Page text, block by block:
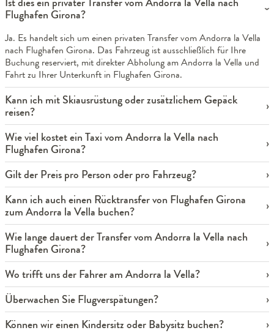
Flughafen Girona?
Ja. Es handelt sich um einen privaten Transfer vom Andorra la Vella
nach Flughafen Girona. Das Fahrzeug ist ausschließlich für Ihre
Buchung reserviert, mit direkter Abholung am Andorra la Vella und
Fahrt zu Ihrer Unterkunft in Flughafen Girona.
Kann ich mit Skiausrüstung oder zusätzlichem Gepäck
reisen?
Wie viel kostet ein Taxi vom Andorra la Vella nach
Flughafen Girona?
Gilt der Preis pro Person oder pro Fahrzeug?
Kann ich auch einen Rücktransfer von Flughafen Girona
zum Andorra la Vella buchen?
Wie lange dauert der Transfer vom Andorra la Vella nach
Flughafen Girona?
Wo trifft uns der Fahrer am Andorra la Vella?
Überwachen Sie Flugverspätungen?
Können wir einen Kindersitz oder Babysitz buchen?